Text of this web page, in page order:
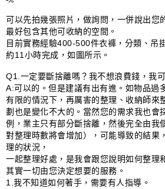
可以先拍幾張照片，做詢問，一併說出您
最好包含其他可收納的空間。
目前實務經驗400-500件衣褲，分類、吊
約11小時完成，如圖所示。
Q1.一定要斷捨離嗎？我不想浪費錢，我
A:可以的。但是建議有出有進。如物品過
有限的情況下，再厲害的整理、收納師來
劃也是變化不大的。當然您的需求我也會
例，業主只有部分斷捨離，然後完全由我
對整理時數將會增加），可能導致的結果
理的狀況，
一起整理好處，是我會跟您說明如何整理
其實一切由您決定想要的服務。
1.我不知道如何著手，需要有人指導。